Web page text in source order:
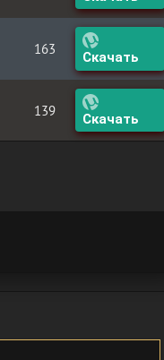
163 Скачать
139 Скачать